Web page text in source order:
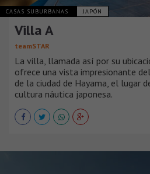
CASAS SUBURBANAS JAPÓN
Villa A
teamSTAR
La villa, llamada así por su
ofrece una vista impresionante
de la ciudad de Hayama, el lugar
cultura náutica japonesa.